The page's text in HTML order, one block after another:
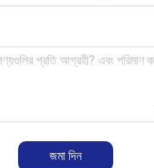
জমা দিন